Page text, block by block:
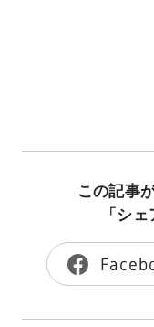
この記事
「シ